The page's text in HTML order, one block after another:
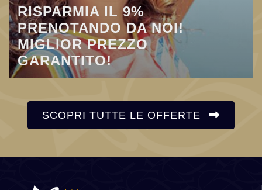
RISPARMIA IL 9%
PRENOTANDO DA NOI!
MIGLIOR PREZZO
GARANTITO!
SCOPRI TUTTE LE OFFERTE